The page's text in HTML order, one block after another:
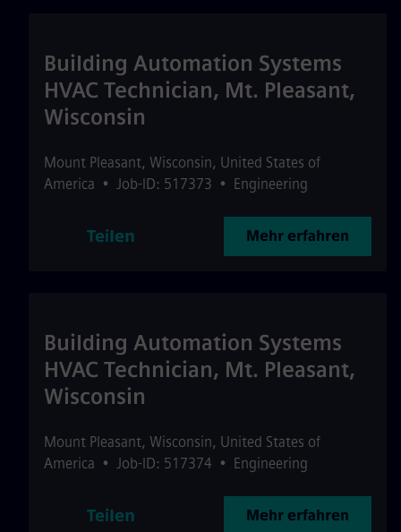
Building Automation Systems
HVAC Technician, Mt. Pleasant,
Wisconsin
Mount Pleasant, Wisconsin, United States of
America • Job-ID: 517373 • Engineering
Teilen Mehr erfahren
Building Automation Systems
HVAC Technician, Mt. Pleasant,
Wisconsin
Mount Pleasant, Wisconsin, United States of
America • Job-ID: 517374 • Engineering
Teilen Mehr erfahren